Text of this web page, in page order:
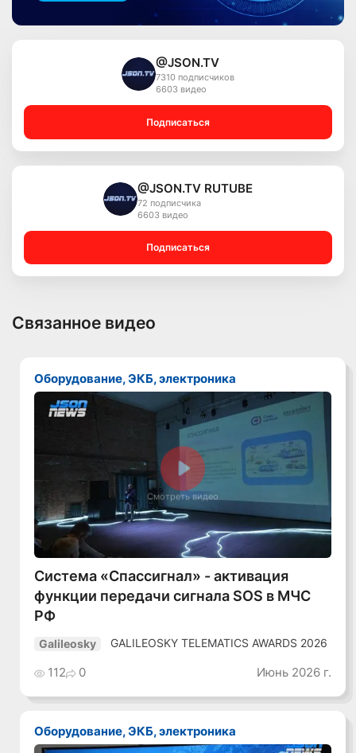
@JSON.TV
7310 подписчиков
6603 видео
Подписаться
@JSON.TV RUTUBE
72 подписчика
6603 видео
Подписаться
Связанное видео
Оборудование, ЭКБ, электроника
Смотреть видео
Система «Спассигнал» - активация
функции передачи сигнала SOS в МЧС
РФ
Galileosky GALILEOSKY TELEMATICS AWARDS 2026
112 0 Июнь 2026 г.
Оборудование, ЭКБ, электроника